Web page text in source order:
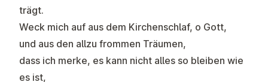
trägt.
Weck mich auf aus dem Kirchenschlaf, o Gott,
und aus den allzu frommen Träumen,
dass ich merke, es kann nicht alles so bleiben wie
es ist,